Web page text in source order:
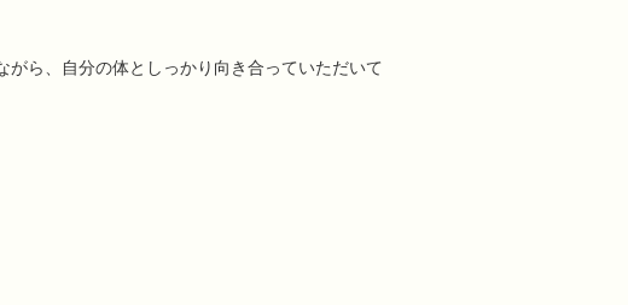
ら、自分の体としっかり向き合っていただいて